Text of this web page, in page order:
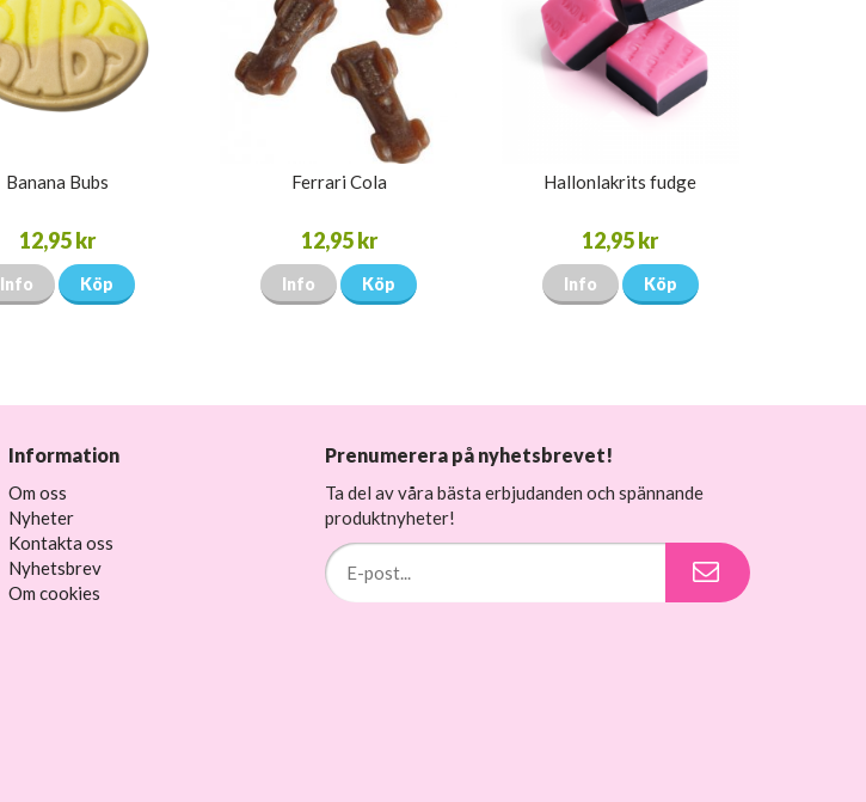
Banana Bubs
12,95 kr
Info Köp
Ferrari Cola
12,95 kr
Info Köp
Hallonlakrits fudge
12,95 kr
Info Köp
Information
Om oss
Nyheter
Kontakta oss
Nyhetsbrev
Om cookies
Prenumerera på nyhetsbrevet!
Ta del av våra bästa erbjudanden och spännande
produktnyheter!